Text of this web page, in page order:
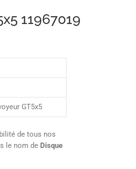
11967019
GT5x5
de tous nos
le nom de Disque